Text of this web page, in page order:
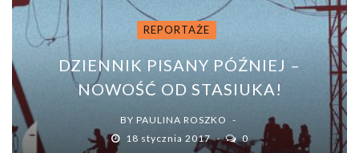
REPORTAŻE
DZIENNIK PISANY PÓŹNIEJ –
NOWOŚĆ OD STASIUKA!
BY PAULINA ROSZKO
18 stycznia 2017
0